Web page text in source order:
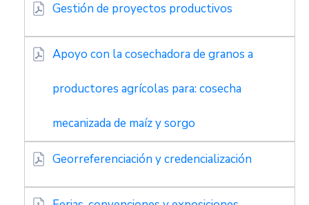
Gestión de proyectos productivos
Apoyo con la cosechadora de granos a
productores agrícolas para: cosecha
mecanizada de maíz y sorgo
Georreferenciación y credencialización